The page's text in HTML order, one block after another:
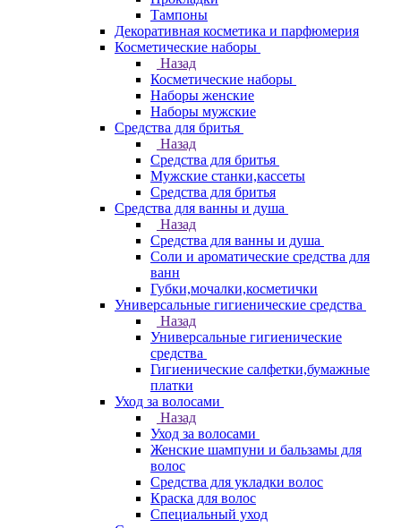
Тампоны
Декоративная косметика и парфюмерия
Косметические наборы
Назад
Косметические наборы
Наборы женские
Наборы мужские
Средства для бритья
Назад
Средства для бритья
Мужские станки,кассеты
Средства для бритья
Средства для ванны и душа
Назад
Средства для ванны и душа
Соли и ароматические средства для
ванн
Губки,мочалки,косметички
Универсальные гигиенические средства
Назад
Универсальные гигиенические
средства
Гигиенические салфетки,бумажные
платки
Уход за волосами
Назад
Уход за волосами
Женские шампуни и бальзамы для
волос
Средства для укладки волос
Краска для волос
Специальный уход